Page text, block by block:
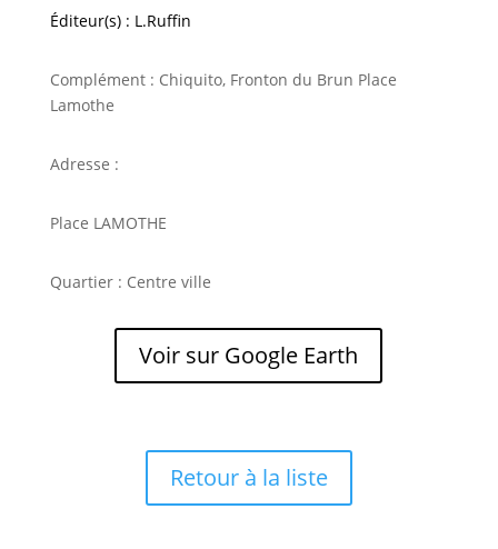
Éditeur(s) : L.Ruffin
Complément : Chiquito, Fronton du Brun Place
Lamothe
Adresse :
Place LAMOTHE
Quartier : Centre ville
Voir sur Google Earth
Retour à la liste